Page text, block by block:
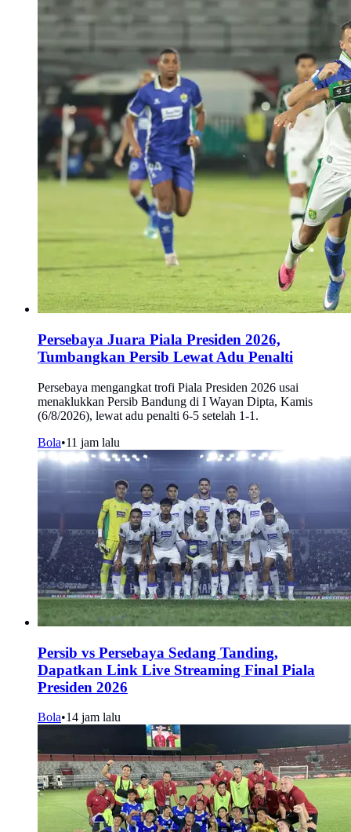
Persebaya Juara Piala Presiden 2026,
Tumbangkan Persib Lewat Adu Penalti
Persebaya mengangkat trofi Piala Presiden 2026 usai
menaklukkan Persib Bandung di I Wayan Dipta, Kamis
(6/8/2026), lewat adu penalti 6-5 setelah 1-1.
Bola•11 jam lalu
Persib vs Persebaya Sedang Tanding,
Dapatkan Link Live Streaming Final Piala
Presiden 2026
Bola•14 jam lalu